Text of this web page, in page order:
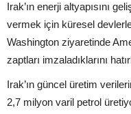
Irak’ın enerji altyapısını
vermek için küresel
Washington ziyaretinde
zaptları imzaladıklarını
Irak’ın güncel üretim
2,7 milyon varil petrol